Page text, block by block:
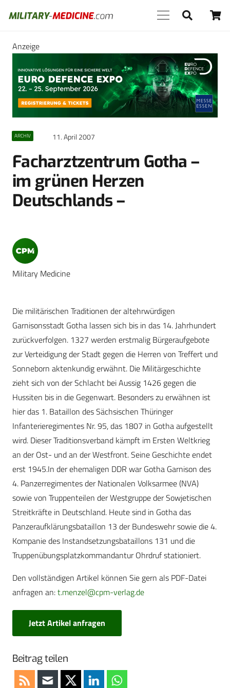
Anzeige
ARCHIV 11. April 2007
Facharztzentrum Gotha –
im grünen Herzen
Deutschlands –
Military Medicine
Die militärischen Traditionen der altehrwürdigen
Garnisonsstadt Gotha lassen sich bis in das 14. Jahrhundert
zurückverfolgen. 1327 werden erstmalig Bürgeraufgebote
zur Verteidigung der Stadt gegen die Herren von Treffert und
Sonneborn aktenkundig erwähnt. Die Militärgeschichte
zieht sich von der Schlacht bei Aussig 1426 gegen die
Hussiten bis in die Gegenwart. Besonders zu erwähnen ist
hier das 1. Bataillon des Sächsischen Thüringer
Infanterieregimentes Nr. 95, das 1807 in Gotha aufgestellt
wird. Dieser Traditionsverband kämpft im Ersten Weltkrieg
an der Ost- und an der Westfront. Seine Geschichte endet
erst 1945.In der ehemaligen DDR war Gotha Garnison des
4. Panzerregimentes der Nationalen Volksarmee (NVA)
sowie von Truppenteilen der Westgruppe der Sowjetischen
Streitkräfte in Deutschland. Heute sind in Gotha das
Panzeraufklärungsbataillon 13 der Bundeswehr sowie die 4.
Kompanie des Instandsetzungsbataillons 131 und die
Truppenübungsplatzkommandantur Ohrdruf stationiert.
Den vollständigen Artikel können Sie gern als PDF-Datei
anfragen an:t.menzel@cpm-verlag.de
Jetzt Artikel anfragen
Beitrag teilen